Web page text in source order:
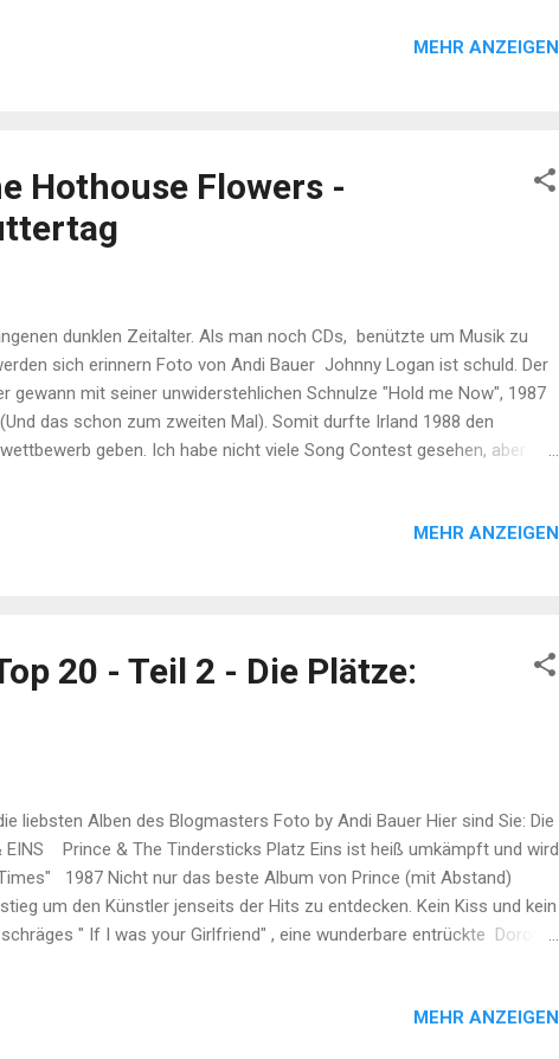
ich durch die kommenden Beiträge einige neue Einblicke in die
MEHR ANZEIGEN
Hothouse Flowers -
dunklen Zeitalter. Als man noch CDs, benützte um Musik zu
sich erinnern Foto von Andi Bauer Johnny Logan ist schuld. Der
gewann mit seiner unwiderstehlichen Schnulze "Hold me Now", 1987
das schon zum zweiten Mal). Somit durfte Irland 1988 den
geben. Ich habe nicht viele Song Contest gesehen, aber
irische Band, ihre aktuelle Single vorstellen. (31) Hothouse Flowers
MEHR ANZEIGEN
20 - Teil 2 - Die Plätze:
liebsten Alben des Blogmasters Foto by Andi Bauer Hier sind Sie: Die
EINS Prince & The Tindersticks Platz Eins ist heiß umkämpft und wird
1987 Nicht nur das beste Album von Prince (mit Abstand)
um den Künstler jenseits der Hits zu entdecken. Kein Kiss und kein
" If I was your Girlfriend" , eine wunderbare entrückte Dorothy
(Official Music Video) 1 Tindersticks First Album 1993 Für mich das
MEHR ANZEIGEN